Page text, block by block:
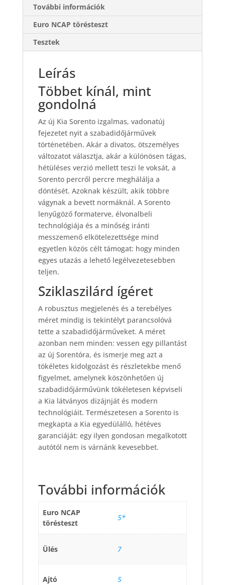
További információk
Euro NCAP törésteszt
Tesztek
Leírás
Többet kínál, mint
gondolná
Az új Kia Sorento izgalmas, vadonatúj
fejezetet nyit a szabadidőjárművek
történetében. Akár a divatos, ötszemélyes
változatot választja, akár a különösen tágas,
hétüléses verzió mellett teszi le voksát, a
Sorento percről percre meghálálja a
döntését. Azoknak készült, akik többre
vágynak a bevett normáknál. A Sorento
lenyűgöző formaterve, élvonalbeli
technológiája és a minőség iránti
messzemenő elkötelezettsége mind
egyetlen közös célt támogat: hogy minden
egyes utazás a lehető legélvezetesebben
teljen.
Sziklaszilárd ígéret
A robusztus megjelenés és a terebélyes
méret mindig is tekintélyt parancsolóvá
tette a szabadidőjárműveket. A méret
azonban nem minden: vessen egy pillantást
az új Sorentóra, és ismerje meg azt a
tökéletes kidolgozást és részletekbe menő
figyelmet, amelynek köszönhetően új
szabadidőjárművünk tökéletesen képviseli
a Kia látványos dizájnját és modern
technológiáit. Természetesen a Sorento is
megkapta a Kia egyedülálló, hétéves
garanciáját: egy ilyen gondosan megalkotott
autótól nem is várnánk kevesebbet.
További információk
Euro NCAP
törésteszt
5*
Ülés 7
Ajtó 5